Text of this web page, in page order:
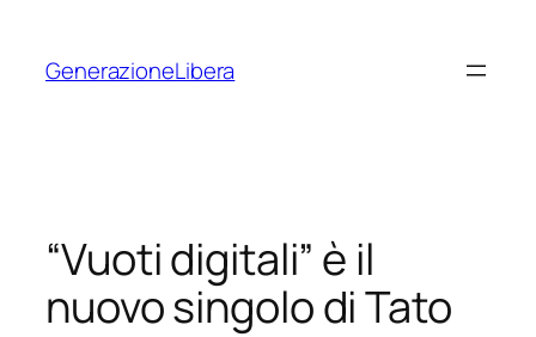
contenuto
GenerazioneLibera
“Vuoti digitali” è il
nuovo singolo di Tato